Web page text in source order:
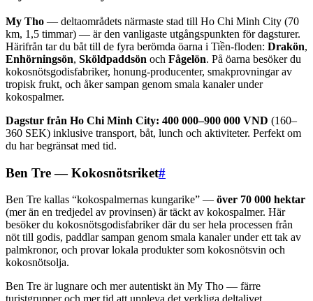
My Tho — deltaområdets närmaste stad till Ho Chi Minh City (70
km, 1,5 timmar) — är den vanligaste utgångspunkten för dagsturer.
Härifrån tar du båt till de fyra berömda öarna i Tiền-floden: Drakön,
Enhörningsön, Sköldpaddsön och Fågelön. På öarna besöker du
kokosnötsgodisfabriker, honung-producenter, smakprovningar av
tropisk frukt, och åker sampan genom smala kanaler under
kokospalmer.
Dagstur från Ho Chi Minh City: 400 000–900 000 VND (160–
360 SEK) inklusive transport, båt, lunch och aktiviteter. Perfekt om
du har begränsat med tid.
Ben Tre — Kokosnötsriket#
Ben Tre kallas “kokospalmernas kungarike” — över 70 000 hektar
(mer än en tredjedel av provinsen) är täckt av kokospalmer. Här
besöker du kokosnötsgodisfabriker där du ser hela processen från
nöt till godis, paddlar sampan genom smala kanaler under ett tak av
palmkronor, och provar lokala produkter som kokosnötsvin och
kokosnötsolja.
Ben Tre är lugnare och mer autentiskt än My Tho — färre